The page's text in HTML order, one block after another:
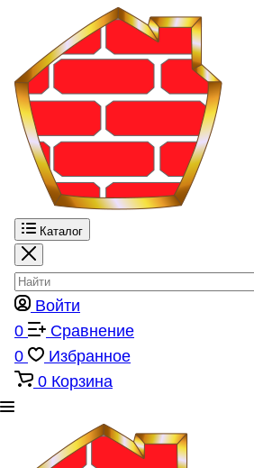
Каталог
Войти
0
Сравнение
0
Избранное
0 Корзина